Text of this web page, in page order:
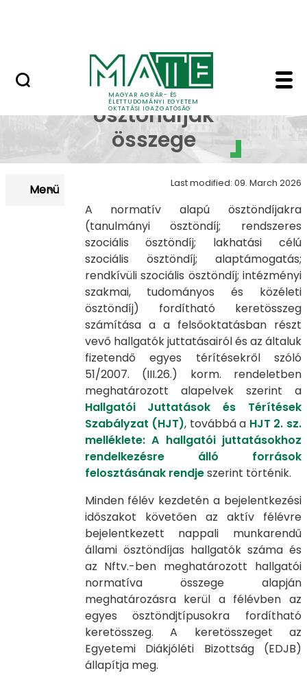
MAGYAR AGRÁR- ÉS
ÉLETTUDOMÁNYI EGYETEM
OKTATÁSI IGAZGATÓSÁG
Ösztöndíjak összege
Tanulmányi
ösztöndíjak
összege
Menü Last modified: 09. March 2026
A normatív alapú ösztöndíjakra
(tanulmányi ösztöndíj; rendszeres
szociális ösztöndíj; lakhatási célú
szociális ösztöndíj; alaptámogatás;
rendkívüli szociális ösztöndíj; intézményi
szakmai, tudományos és közéleti
ösztöndíj) fordítható keretösszeg
számítása a a felsőoktatásban részt
vevő hallgatók juttatásairól és az általuk
fizetendő egyes térítésekről szóló
51/2007. (III.26.) korm. rendeletben
meghatározott alapelvek szerint a
Hallgatói Juttatások és Térítések
Szabályzat (HJT), továbbá a HJT 2. sz.
melléklete: A hallgatói juttatásokhoz
rendelkezésre álló források
felosztásának rendjeszerint történik.
Minden félév kezdetén a bejelentkezési
időszakot követően az aktív félévre
bejelentkezett nappali munkarendű
állami ösztöndíjas hallgatók száma és
az Nftv.-ben meghatározott hallgatói
normatíva összege alapján
meghatározásra kerül a félévben az
egyes ösztöndjtípusokra fordítható
keretösszeg. A keretösszeget az
Egyetemi Diákjóléti Bizottság (EDJB)
állapítja meg.